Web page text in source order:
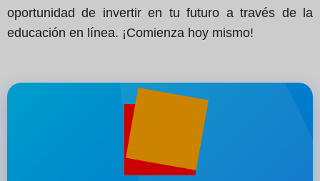
oportunidad de invertir en tu futuro a través de la
educación en línea. ¡Comienza hoy mismo!